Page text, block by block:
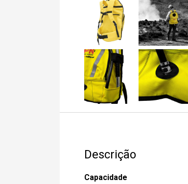
Descrição
Capacidade